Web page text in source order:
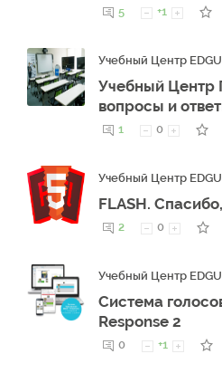
5 +1
Учебный Центр
Учебный Центр
вопросы и
1 0
Учебный Центр
FLASH.
2 0
Учебный Центр
Система
Response 2
0 +1